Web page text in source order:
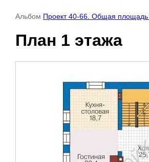
Альбом Проект 40-66. Общая площадь
План 1 этажа